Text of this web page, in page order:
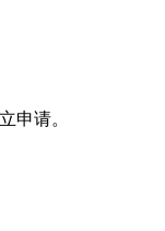
申请。